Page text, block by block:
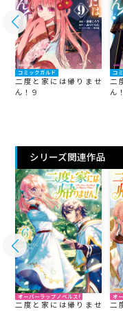
コミックガルド
二度と家には帰りませ
ん！ 9
コ
二
ん
シリーズ関連作品
オーバーラップノベルスf
二度と家には帰りませ
オ
二